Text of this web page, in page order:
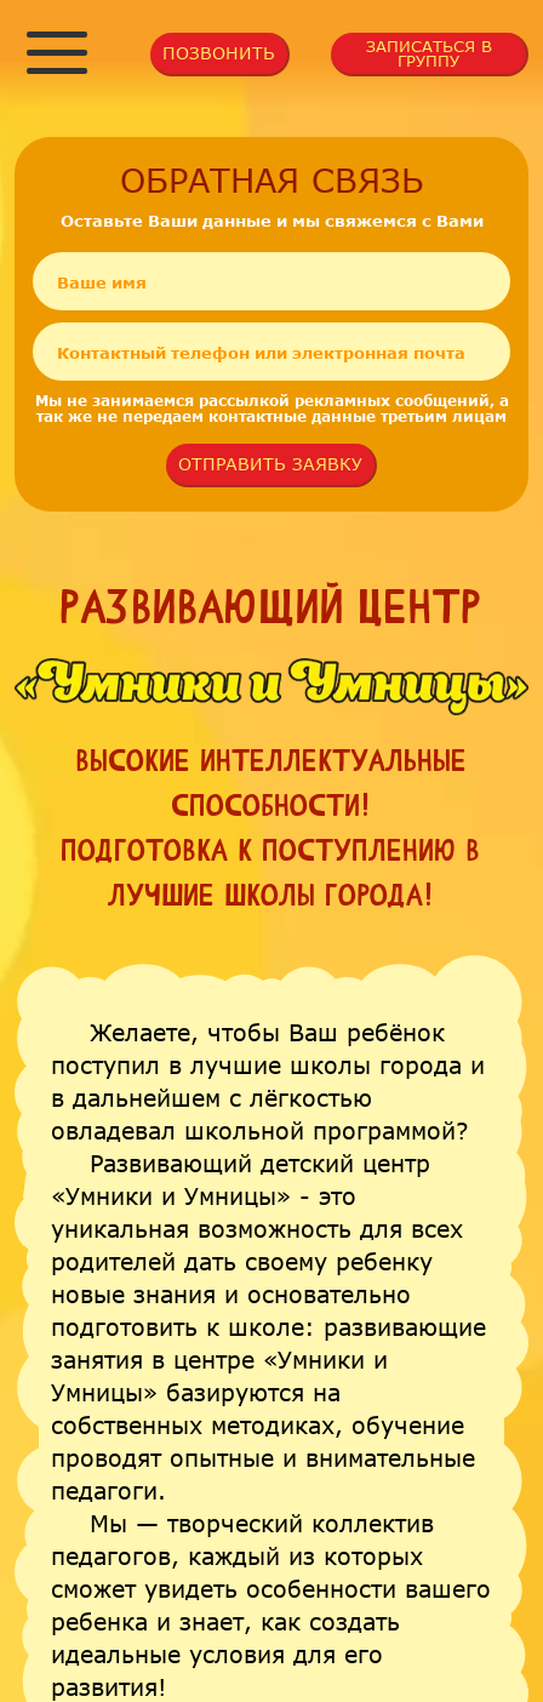
ПОЗВОНИТЬ ЗАПИСАТЬСЯ В
ГРУППУ
ОБРАТНАЯ СВЯЗЬ
Оставьте Ваши данные и мы свяжемся с Вами
Мы не занимаемся рассылкой рекламных сообщений, а
так же не передаем контактные данные третьим лицам
ОТПРАВИТЬ ЗАЯВКУ
Развивающий центр
Высокие интеллектуальные
способности!
Подготовка к поступлению в
лучшие школы города!
Желаете, чтобы Ваш ребёнок
поступил в лучшие школы города и
в дальнейшем с лёгкостью
овладевал школьной программой?
Развивающий детский центр
«Умники и Умницы» - это
уникальная возможность для всех
родителей дать своему ребенку
новые знания и основательно
подготовить к школе: развивающие
занятия в центре «Умники и
Умницы» базируются на
собственных методиках, обучение
проводят опытные и внимательные
педагоги.
Мы — творческий коллектив
педагогов, каждый из которых
сможет увидеть особенности вашего
ребенка и знает, как создать
идеальные условия для его
развития!